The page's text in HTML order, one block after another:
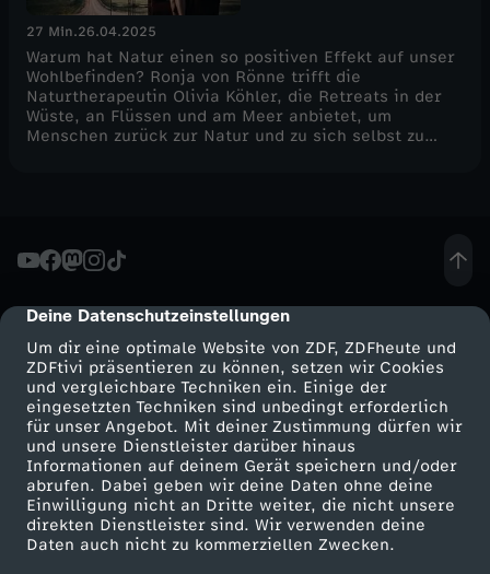
cmp-dialog-description
Deine Datenschutzeinstellungen
Um dir eine optimale Website von ZDF, ZDFheute und
ZDFtivi präsentieren zu können, setzen wir Cookies
und vergleichbare Techniken ein. Einige der
eingesetzten Techniken sind unbedingt erforderlich
für unser Angebot. Mit deiner Zustimmung dürfen wir
und unsere Dienstleister darüber hinaus
Informationen auf deinem Gerät speichern und/oder
abrufen. Dabei geben wir deine Daten ohne deine
Einwilligung nicht an Dritte weiter, die nicht unsere
direkten Dienstleister sind. Wir verwenden deine
Daten auch nicht zu kommerziellen Zwecken.
27 Min.26.04.2025
Warum hat Natur einen so positiven Effekt auf unser
Wohlbefinden? Ronja von Rönne trifft die
Naturtherapeutin Olivia Köhler, die Retreats in der
Wüste, an Flüssen und am Meer anbietet, um
Menschen zurück zur Natur und zu sich selbst zu
Mehr ZDF
ZDF-Apps
Smart TV
ZDFtext
Service
ZDFmitreden
Kontakt zum ZDF
Tickets